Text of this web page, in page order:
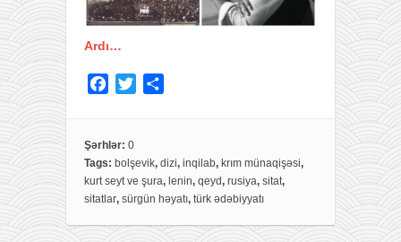
Ardı…
e
b
o
o
k
t
e
r
e
Şərhlər: 0
Tags: bolşevik, dizi, inqilab, krım münaqişəsi,
kurt seyt ve şura, lenin, qeyd, rusiya, sitat,
sitatlar, sürgün həyatı, türk ədəbiyyatı